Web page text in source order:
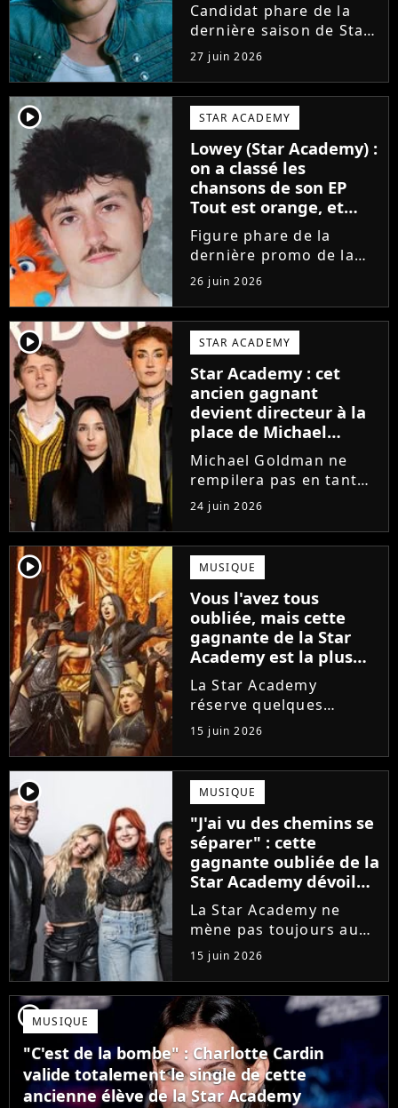
Candidat phare de la
dernière saison de Star
Academy, Bastiaan fait
enfin les présentations
en musique. Découvrez
son premier single
Château, très Troye
Sivan dans l'esprit, et
son...
27 juin 2026
player2 STAR ACADEMY
Lowey (Star Academy) :
on a classé les
chansons de son EP
Tout est orange, et
voici la meilleure !
Figure phare de la
dernière promo de la
Star Academy, Léo se
lance enfin. Sous le nom
de scène Lowey, l'artiste
de 25 ans dévoile un
premier EP énergique et
très prometteur
nommé...
26 juin 2026
player2 STAR ACADEMY
Star Academy : cet
ancien gagnant
devient directeur à la
place de Michael
Goldman ? Il donne
enfin sa réponse
Michael Goldman ne
rempilera pas en tant
que directeur de la
prochaine saison de la
Star Academy. Mais qui
prendra sa place ? Alors
que son nom circule,
cet ancien gagnant de
l'émission...
24 juin 2026
player2 MUSIQUE
Vous l'avez tous
oubliée, mais cette
gagnante de la Star
Academy est la plus
écoutée de l'histoire
de l'émission !
La Star Academy
réserve quelques
surprises. Cette
gagnante totalement
oubliée de l'émission
est aujourd'hui plus
écoutée en streaming
que Jenifer et Nolwenn
Leroy !
15 juin 2026
player2 MUSIQUE
"J'ai vu des chemins se
séparer" : cette
gagnante oubliée de la
Star Academy dévoile
l'envers du décor du
métier
La Star Academy ne
mène pas toujours au
succès. Après l'échec de
son premier album,
Anisha Jo, gagnante de
la Star Academy 2022, a
vu beaucoup de portes
se fermer. Sur
Instagram, elle...
15 juin 2026
player2MUSIQUE
"C'est de la bombe" : Charlotte Cardin
valide totalement le single de cette
ancienne élève de la Star Academy